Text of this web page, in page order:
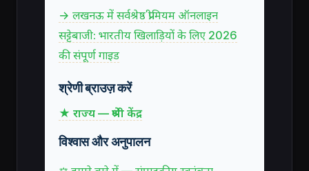
→ लखनऊ में सर्वश्रेष्ठ प्रीमियम ऑनलाइन
सट्टेबाजी: भारतीय खिलाड़ियों के लिए 2026
की संपूर्ण गाइड
श्रेणी ब्राउज़ करें
★ राज्य — श्रेणी केंद्र
विश्वास और अनुपालन